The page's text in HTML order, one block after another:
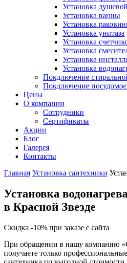
Установка
Установка ванны
Установка
Установка унитаза
Установка
Установка
Установка
Установка
Покдлючение
Покдлючение
Цены
О компании
Сотрудники
Сертификаты
Акции
Блог
Галерея
Контакты
Главная Установка сантехники
Установка
в Красной Звезде
Скидка -10% при заказе с сайта
При обращении в нашу компанию
получаете только